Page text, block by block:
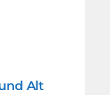
Alt